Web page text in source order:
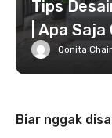
Tips
| Apa Saja
Qonita
Biar nggak